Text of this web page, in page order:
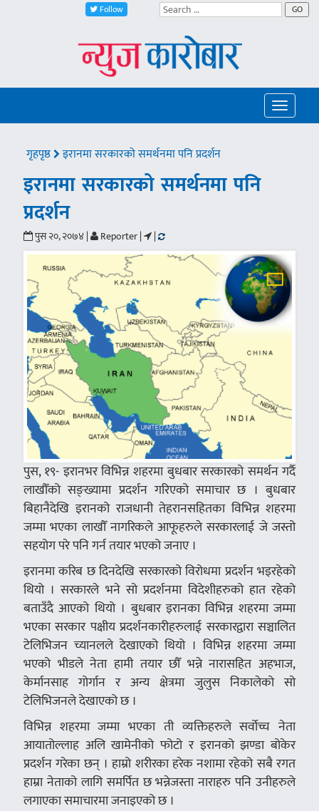
Follow GO
Toggle
गृहपृष्ठ इरानमा सरकारको समर्थनमा पनि प्रदर्शन
इरानमा सरकारको समर्थनमा पनि
प्रदर्शन
पुस २०, २०७४ | Reporter | |
पुस, १९- इरानभर विभिन्न शहरमा बुधबार सरकारको समर्थन गर्दै
लाखौँको सङ्ख्यामा प्रदर्शन गरिएको समाचार छ । बुधबार
बिहानैदेखि इरानको राजधानी तेहरानसहितका विभिन्न शहरमा
जम्मा भएका लाखौँ नागरिकले आफूहरुले सरकारलाई जे जस्तो
सहयोग परे पनि गर्न तयार भएको जनाए ।
इरानमा करिब छ दिनदेखि सरकारको विरोधमा प्रदर्शन भइरहेको
थियो । सरकारले भने सो प्रदर्शनमा विदेशीहरुको हात रहेको
बताउँदै आएको थियो । बुधबार इरानका विभिन्न शहरमा जम्मा
भएका सरकार पक्षीय प्रदर्शनकारीहरुलाई सरकारद्वारा सञ्चालित
टेलिभिजन च्यानलले देखाएको थियो । विभिन्न शहरमा जम्मा
भएको भीडले नेता हामी तयार छौँ भन्ने नारासहित अहभाज,
केर्मानसाह गोर्गान र अन्य क्षेत्रमा जुलुस निकालेको सो
टेलिभिजनले देखाएको छ ।
विभिन्न शहरमा जम्मा भएका ती व्यक्तिहरुले सर्वोच्च नेता
आयातोल्लाह अलि खामेनीको फोटो र इरानको झण्डा बोकेर
प्रदर्शन गरेका छन् । हाम्रो शरीरका हरेक नशामा रहेको सबै रगत
हाम्रा नेताको लागि समर्पित छ भन्नेजस्ता नाराहरु पनि उनीहरुले
लगाएका समाचारमा जनाइएको छ ।